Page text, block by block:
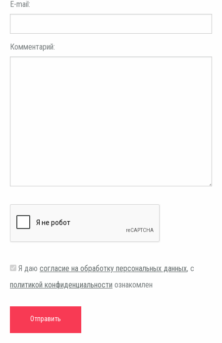
E-mail:
Комментарий:
Я даю согласие на обработку персональных данных, с
политикой конфиденциальности ознакомлен